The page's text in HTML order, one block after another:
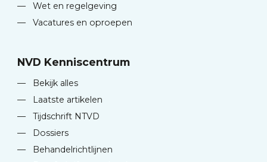
—
Wet en regelgeving
—
Vacatures en oproepen
NVD Kenniscentrum
—
Bekijk alles
—
Laatste artikelen
—
Tijdschrift NTVD
—
Dossiers
—
Behandelrichtlijnen